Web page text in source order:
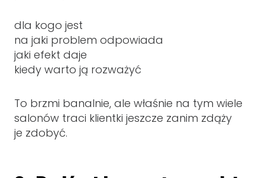
dla kogo jest
na jaki problem odpowiada
jaki efekt daje
kiedy warto ją rozważyć
To brzmi banalnie, ale właśnie na tym wiele
salonów traci klientki jeszcze zanim zdąży
je zdobyć.